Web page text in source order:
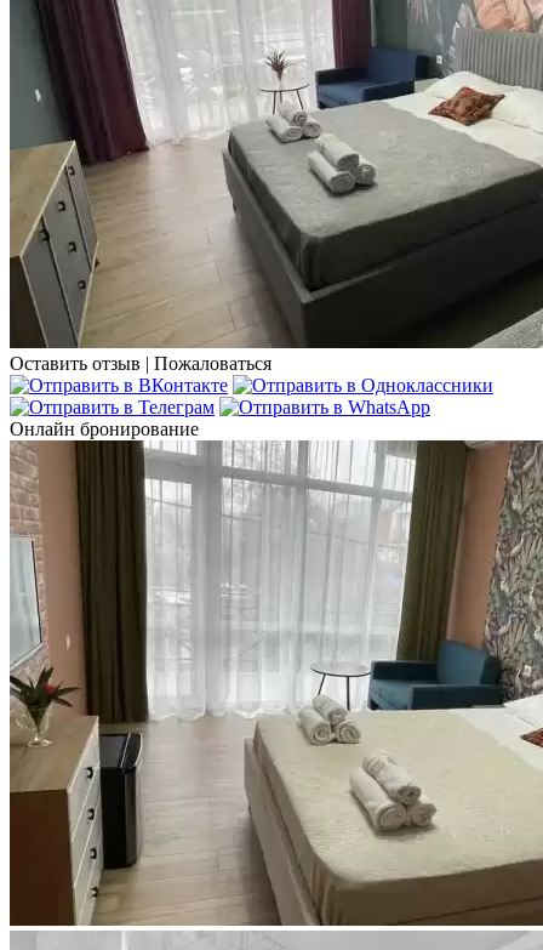
Оставить отзыв | Пожаловаться
Онлайн бронирование